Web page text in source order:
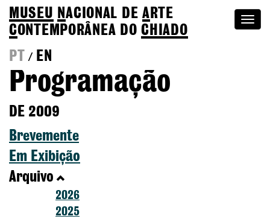
MUSEU NACIONAL DEA RTE
CONTEMPORÂNEA DOCHIADO
PT
/ EN
Programação
DE 2009
Brevemente
Em Exibição
Arquivo
2026
2025